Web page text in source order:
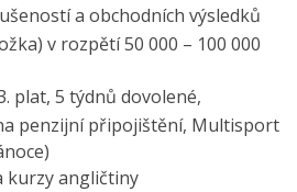
a obchodních výsledků
v rozpětí 50 000 – 100 000
plat, 5 týdnů dovolené,
penzijní připojištění, Multisport
kurzy angličtiny